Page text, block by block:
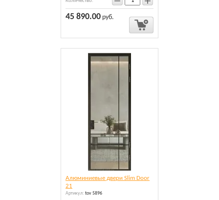
45 890.00 руб.
Алюминиевые двери Slim Door
21
Артикул: tov 5896